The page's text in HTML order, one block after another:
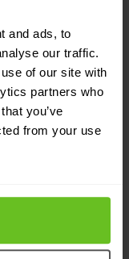
and ads, to
our traffic.
of our site with
partners who
you’ve
from your use
et
est conçu pour
et IoT, où la
sont